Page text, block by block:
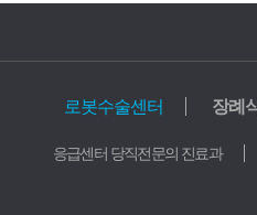
의료기관
가톨릭중앙의료원
로봇수술센터 장례
응급센터 당직전문의 진료과